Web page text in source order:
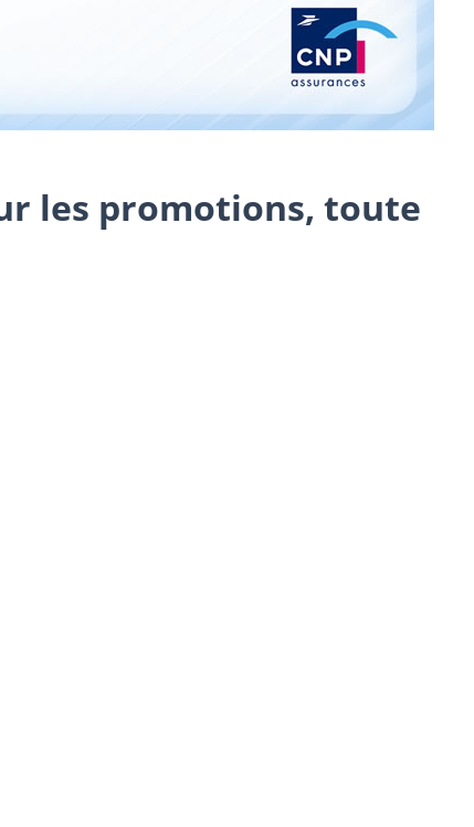
les promotions, toute